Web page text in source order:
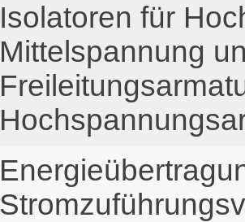
Isolatoren für
Mittelspannung